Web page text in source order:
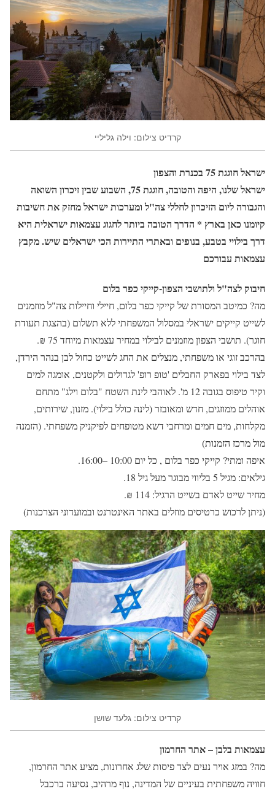
קרדיט צילום: וילה גליליי
ישראל חוגגת 75 בכנרת והצפון
ישראל שלנו, היפה והטובה, חוגגת 75, השבוע שבין זיכרון השואה
והגבורה ליום הזיכרון לחללי צה"ל ומערכות ישראל מחזק את חשיבות
קיומנו כאן בארץ * הדרך הטובה ביותר לחגוג עצמאות ישראלית היא
דרך בילויי בטבע, בנופים ובאתרי התיירות הכי ישראלים שיש. מקבץ
עצמאות עבורכם
חיבוק לצה"ל ולתושבי הצפון-קייקי כפר בלום
מה? כמיטב המסורת של קייקי כפר בלום, חיילי וחיילות צה"ל מוזמנים
לשייט קייקים ישראלי במסלול המשפחתי ללא תשלום (בהצגת תעודת
חוגר). תושבי הצפון מוזמנים לבילוי במחיר עצמאות מיוחד 75 ₪.
בהרכב זוגי או משפחתי, מנצלים את החג לשייט כחול לבן בנהר הירדן,
לצד בילוי בפארק החבלים 'טופ רופ' לגדולים ולקטנים, אומגה למים
וקיר טיפוס בגובה 12 מ'. לאוהבי לינת השטח "בלום וילג" מתחם
אוהלים ממוזגים, חדש ומאובזר (לינה כולל בילוי). מזנון, שירותים,
מקלחות, מים חמים ומרחבי דשא מטופחים לפיקניק משפחתי. (הזמנה
מול מרכז הזמנות)
איפה ומתי? קייקי כפר בלום , כל יום 10:00 –16:00.
גילאים: מגיל 5 בליווי מבוגר מעל גיל 18.
מחיר שייט לאדם בשייט הרגיל: 114 ₪.
(ניתן לרכוש כרטיסים מוזלים באתר האינטרנט ובמועדוני הצרכנות)
קרדיט צילום: גלעד שושן
עצמאות בלבן – אתר החרמון
מה? במזג אויר נעים לצד פיסות שלג אחרונות, מציע אתר החרמון,
חוויה משפחתית בעיניים של המדינה, נוף מרהיב, נסיעה ברכבל